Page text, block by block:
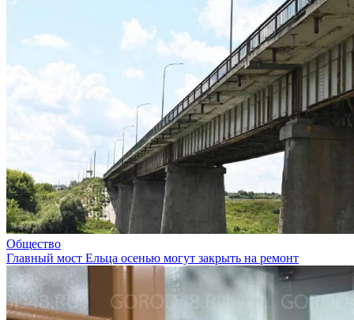
Общество
Главный мост Ельца осенью могут закрыть на ремонт